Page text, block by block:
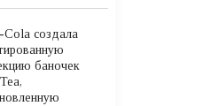
Cola создала
баночек